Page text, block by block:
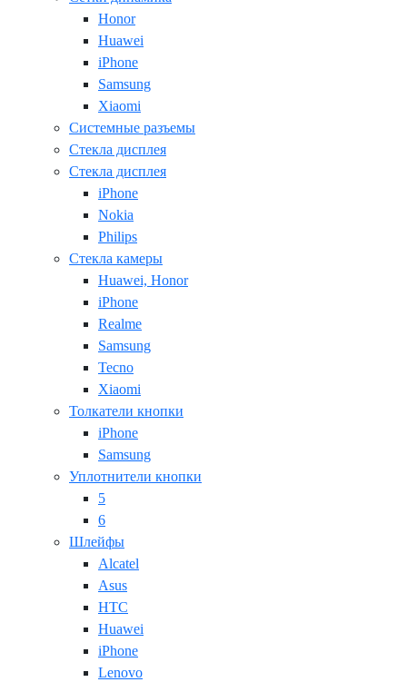
Honor
Huawei
iPhone
Samsung
Xiaomi
Системные разъемы
Стекла дисплея
Стекла дисплея
iPhone
Nokia
Philips
Стекла камеры
Huawei, Honor
iPhone
Realme
Samsung
Tecno
Xiaomi
Толкатели кнопки
iPhone
Samsung
Уплотнители кнопки
5
6
Шлейфы
Alcatel
Asus
HTC
Huawei
iPhone
Lenovo